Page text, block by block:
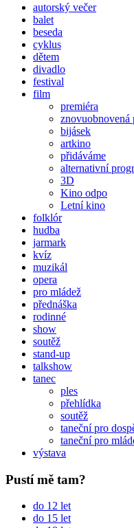
autorský večer
balet
beseda
cyklus
dětem
divadlo
festival
film
premiéra
znovuobnovená
bijásek
artkino
přidáváme
alternativní
3D
Kino odpo
Letní kino
folklór
hudba
jarmark
kvíz
muzikál
opera
pro mládež
přednáška
rodinné
show
soutěž
stand-up
talkshow
tanec
ples
přehlídka
soutěž
taneční pro
taneční pro
výstava
Pustí mě tam?
do 12 let
do 15 let